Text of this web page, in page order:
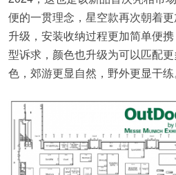
便的一贯理念，星空款再次朝着
升级，安装收纳过程更加简单便
型诉求，颜色也升级为可以匹配
色，郊游更显自然，野外更显干练